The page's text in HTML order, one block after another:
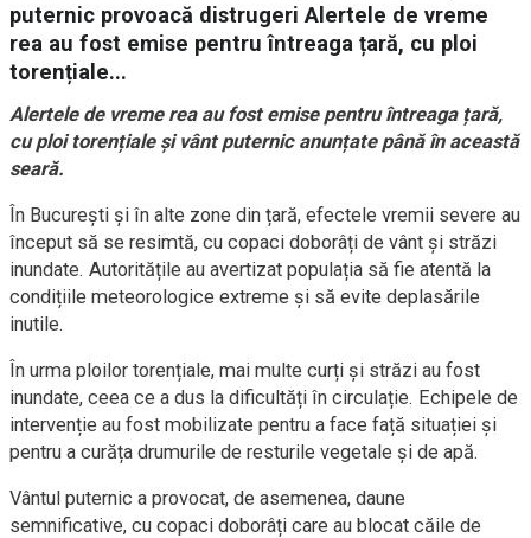
puternic provoacă distrugeri Alertele de vreme
rea au fost emise pentru întreaga țară, cu ploi
torențiale...
Alertele de vreme rea au fost emise pentru întreaga țară,
cu ploi torențiale și vânt puternic anunțate până în această
seară.
În București și în alte zone din țară, efectele vremii severe au
început să se resimtă, cu copaci doborâți de vânt și străzi
inundate. Autoritățile au avertizat populația să fie atentă la
condițiile meteorologice extreme și să evite deplasările
inutile.
În urma ploilor torențiale, mai multe curți și străzi au fost
inundate, ceea ce a dus la dificultăți în circulație. Echipele de
intervenție au fost mobilizate pentru a face față situației și
pentru a curăța drumurile de resturile vegetale și de apă.
Vântul puternic a provocat, de asemenea, daune
semnificative, cu copaci doborâți care au blocat căile de